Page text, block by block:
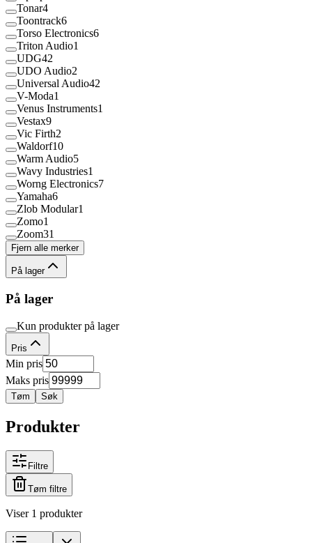
Tonar4
Toontrack6
Torso Electronics6
Triton Audio1
UDG42
UDO Audio2
Universal Audio42
V-Moda1
Venus Instruments1
Vestax9
Vic Firth2
Waldorf10
Warm Audio5
Wavy Industries1
Worng Electronics7
Yamaha6
Zlob Modular1
Zomo1
Zoom31
Fjern alle merker
På lager
På lager
Kun produkter på lager
Pris
Min pris
Maks pris
Tøm Søk
Produkter
Filtre
Tøm filtre
Viser 1 produkter